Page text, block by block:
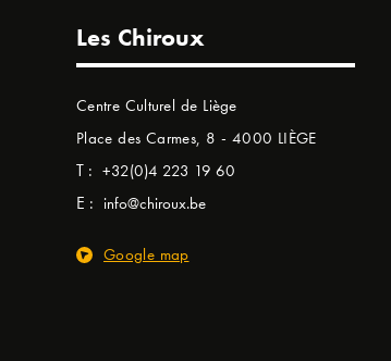
Les Chiroux
Centre Culturel de Liège
Place des Carmes, 8 - 4000 LIÈGE
T : +32(0)4 223 19 60
E : info@chiroux.be
Google map